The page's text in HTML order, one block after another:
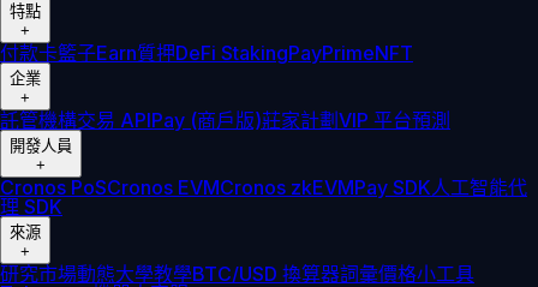
特點
+
付款卡籃子Earn質押DeFi StakingPayPrimeNFT
企業
+
託管機構交易 APIPay (商戶版)莊家計劃VIP 平台預測
開發人員
+
Cronos PoSCronos EVMCronos zkEVMPay SDK人工智能代
理 SDK
來源
+
研究市場動態大學教學BTC/USD 換算器詞彙價格小工具